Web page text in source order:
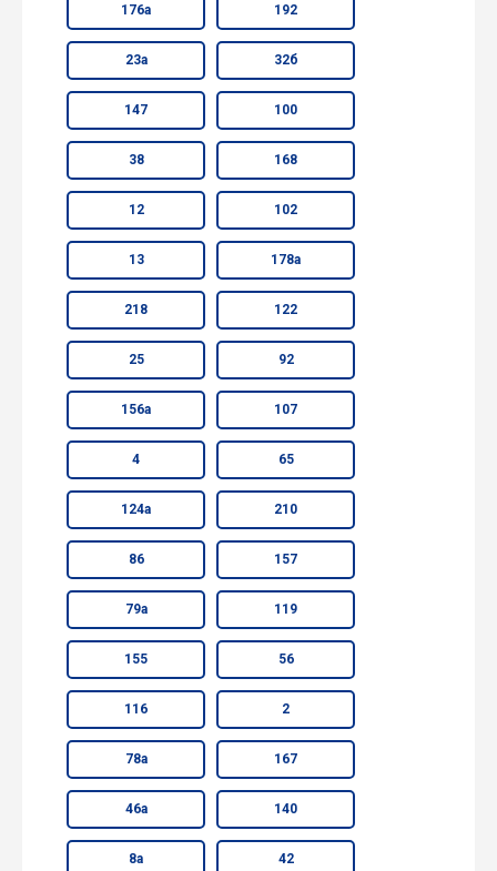
176а 192
23а 32б
147 100
38 168
12 102
13 178а
218 122
25 92
156а 107
4 65
124а 210
86 157
79а 119
155 56
116 2
78а 167
46а 140
8а 42